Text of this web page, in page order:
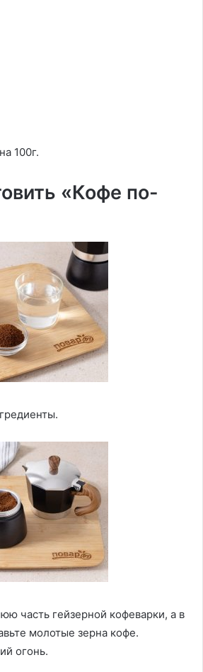
100г.
«Кофе по-
часть гейзерной кофеварки, а в
молотые зерна кофе.
огонь.